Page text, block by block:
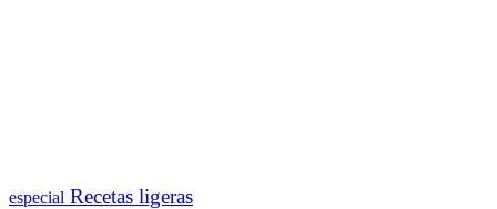
especial Recetas ligeras